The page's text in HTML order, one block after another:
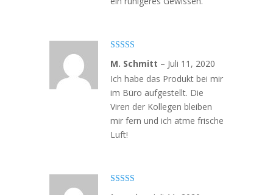
mit4von
5
M. Schmitt – Juli 11, 2020
Ich habe das Produkt bei mir
im Büro aufgestellt. Die
Viren der Kollegen bleiben
mir fern und ich atme frische
Luft!